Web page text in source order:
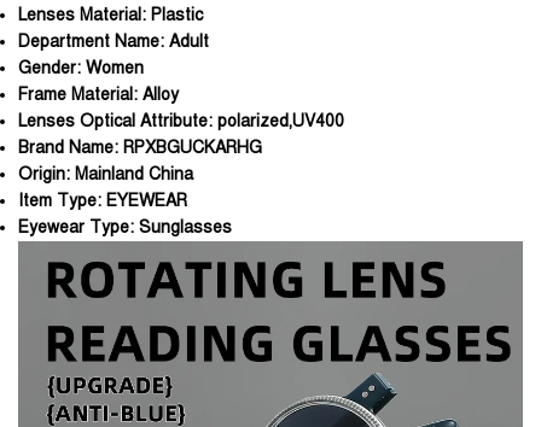
Lenses Material: Plastic
Department Name: Adult
Gender: Women
Frame Material: Alloy
Lenses Optical Attribute: polarized,UV400
Brand Name: RPXBGUCKARHG
Origin: Mainland China
Item Type: EYEWEAR
Eyewear Type: Sunglasses